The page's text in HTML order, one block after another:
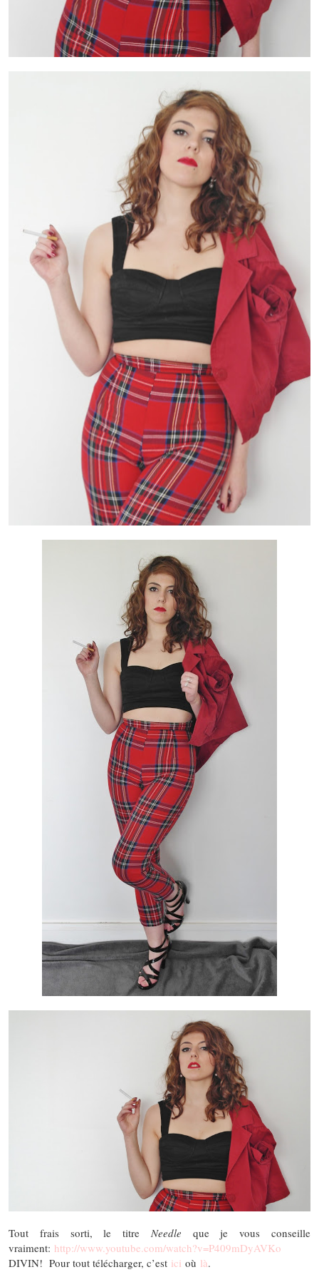
Tout frais sorti, le titre Needle que je vous conseille
vraiment: http://www.youtube.com/watch?v=P409mDyAVKo
DIVIN! Pour tout télécharger, c’est ici où là.